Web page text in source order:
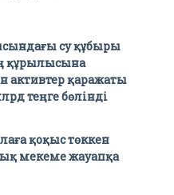
су құбыры
құрылысына
активтер қаражаты
теңге бөлінді
қоқыс төккен
мекеме жауапқа